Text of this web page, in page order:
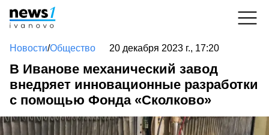
Новости/Общество 20 декабря 2023 г., 17:20
В Иванове механический завод
внедряет инновационные разработки
с помощью Фонда «Сколково»